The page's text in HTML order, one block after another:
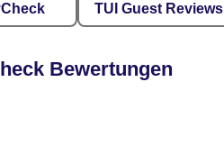
TUI Guest Reviews
Bewertungen